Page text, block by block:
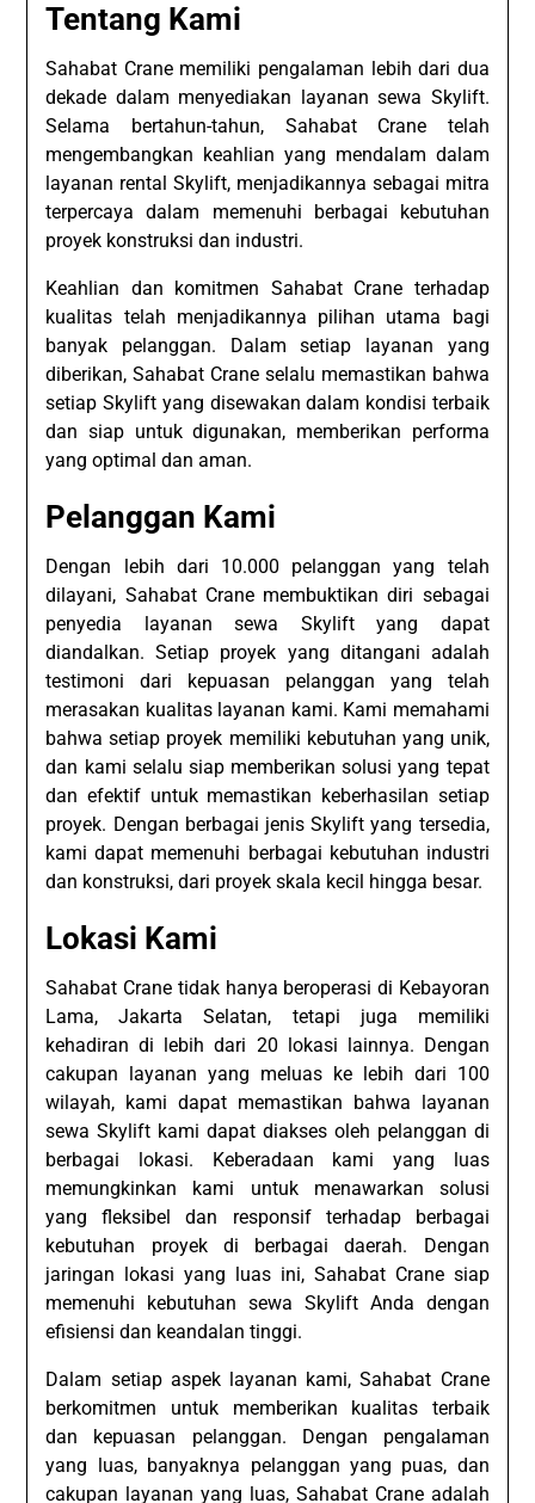
Tentang Kami
Sahabat Crane memiliki pengalaman lebih dari dua
dekade dalam menyediakan layanan sewa Skylift.
Selama bertahun-tahun, Sahabat Crane telah
mengembangkan keahlian yang mendalam dalam
layanan rental Skylift, menjadikannya sebagai mitra
terpercaya dalam memenuhi berbagai kebutuhan
proyek konstruksi dan industri.
Keahlian dan komitmen Sahabat Crane terhadap
kualitas telah menjadikannya pilihan utama bagi
banyak pelanggan. Dalam setiap layanan yang
diberikan, Sahabat Crane selalu memastikan bahwa
setiap Skylift yang disewakan dalam kondisi terbaik
dan siap untuk digunakan, memberikan performa
yang optimal dan aman.
Pelanggan Kami
Dengan lebih dari 10.000 pelanggan yang telah
dilayani, Sahabat Crane membuktikan diri sebagai
penyedia layanan sewa Skylift yang dapat
diandalkan. Setiap proyek yang ditangani adalah
testimoni dari kepuasan pelanggan yang telah
merasakan kualitas layanan kami. Kami memahami
bahwa setiap proyek memiliki kebutuhan yang unik,
dan kami selalu siap memberikan solusi yang tepat
dan efektif untuk memastikan keberhasilan setiap
proyek. Dengan berbagai jenis Skylift yang tersedia,
kami dapat memenuhi berbagai kebutuhan industri
dan konstruksi, dari proyek skala kecil hingga besar.
Lokasi Kami
Sahabat Crane tidak hanya beroperasi di Kebayoran
Lama, Jakarta Selatan, tetapi juga memiliki
kehadiran di lebih dari 20 lokasi lainnya. Dengan
cakupan layanan yang meluas ke lebih dari 100
wilayah, kami dapat memastikan bahwa layanan
sewa Skylift kami dapat diakses oleh pelanggan di
berbagai lokasi. Keberadaan kami yang luas
memungkinkan kami untuk menawarkan solusi
yang fleksibel dan responsif terhadap berbagai
kebutuhan proyek di berbagai daerah. Dengan
jaringan lokasi yang luas ini, Sahabat Crane siap
memenuhi kebutuhan sewa Skylift Anda dengan
efisiensi dan keandalan tinggi.
Dalam setiap aspek layanan kami, Sahabat Crane
berkomitmen untuk memberikan kualitas terbaik
dan kepuasan pelanggan. Dengan pengalaman
yang luas, banyaknya pelanggan yang puas, dan
cakupan layanan yang luas, Sahabat Crane adalah